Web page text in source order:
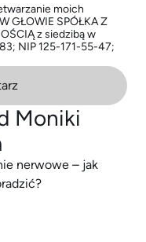
moich
GŁOWIE SPÓŁKA Z
z siedzibą w
NIP 125-171-55-47;
Moniki
nerwowe – jak